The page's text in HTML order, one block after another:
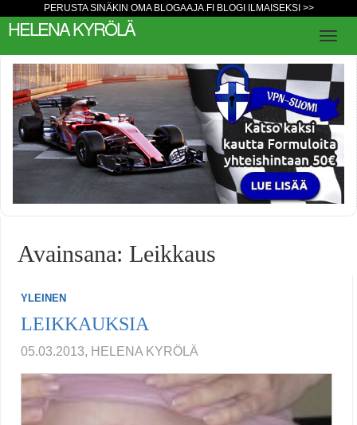
PERUSTA SINÄKIN OMA BLOGAAJA.FI BLOGI ILMAISEKSI >>
HELENA KYRÖLÄ
Avainsana: Leikkaus
YLEINEN
LEIKKAUKSIA
05.03.2013, HELENA KYRÖLÄ